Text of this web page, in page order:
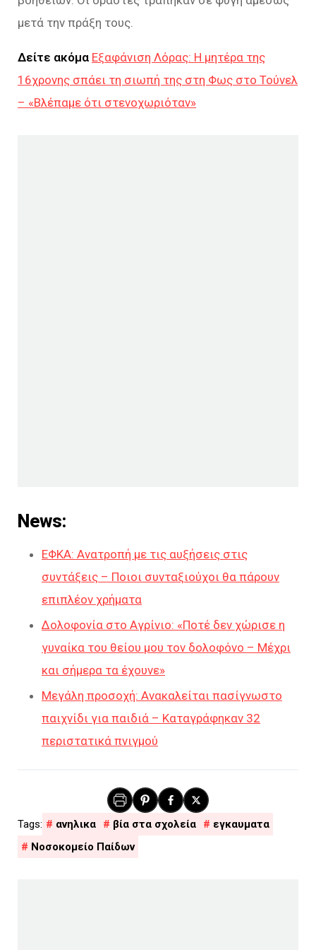
μετά την πράξη τους.
Δείτε ακόμα Εξαφάνιση Λόρας: Η μητέρα της
16χρονης σπάει τη σιωπή της στη Φως στο Τούνελ
– «Βλέπαμε ότι στενοχωριόταν»
News:
ΕΦΚΑ: Ανατροπή με τις αυξήσεις στις
συντάξεις – Ποιοι συνταξιούχοι θα πάρουν
επιπλέον χρήματα
Δολοφονία στο Αγρίνιο: «Ποτέ δεν χώρισε η
γυναίκα του θείου μου τον δολοφόνο – Μέχρι
και σήμερα τα έχουνε»
Μεγάλη προσοχή: Ανακαλείται πασίγνωστο
παιχνίδι για παιδιά – Καταγράφηκαν 32
περιστατικά πνιγμού
ανηλικα βία στα σχολεία
εγκαυματα
Νοσοκομείο Παίδων